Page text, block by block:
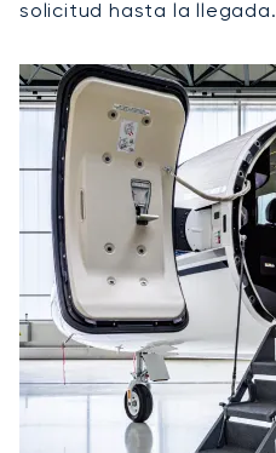
solicitud hasta la llegada.